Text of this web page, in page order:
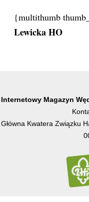
{multithumb
Lewicka HO
Internetowy Magazyn
Główna Kwatera Związku